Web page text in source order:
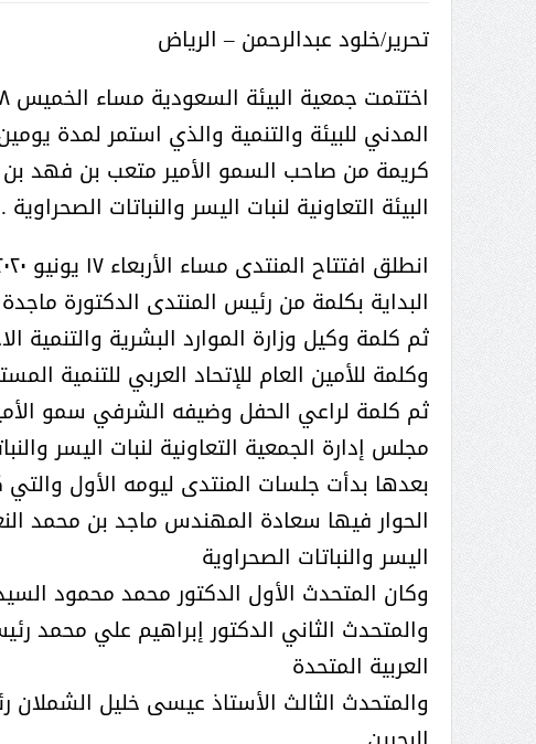
تحرير/خلود عبدالرحمن – الرياض
كريمة من صاحب السمو الأمير متعب بن فهد
البيئة التعاونية لنبات اليسر والنباتات الصحراوية .
البداية بكلمة من رئيس المنتدى الدكتورة
ثم كلمة وكيل وزارة الموارد البشرية والتنمية
وكلمة للأمين العام للإتحاد العربي للتنمية
ثم كلمة لراعي الحفل وضيفه الشرفي سمو
مجلس إدارة الجمعية التعاونية لنبات اليسر
بعدها بدأت جلسات المنتدى ليومه الأول
الحوار فيها سعادة المهندس ماجد بن محمد
اليسر والنباتات الصحراوية
وكان المتحدث الأول الدكتور محمد محمود
والمتحدث الثاني الدكتور إبراهيم علي محمد
العربية المتحدة
والمتحدث الثالث الأستاذ عيسى خليل
( محمد عوضه البريدي) .. رجل أعمال
بمواصفات إنسانية نادرة